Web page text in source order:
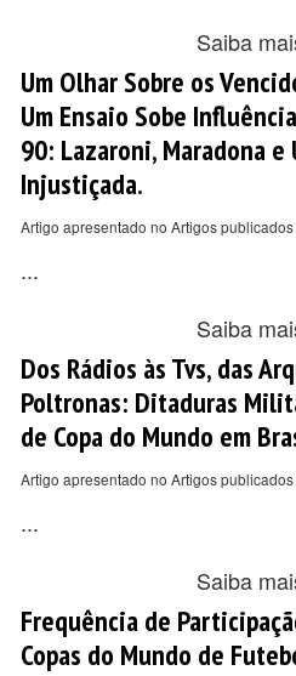
Saiba
Um Olhar Sobre os
Um Ensaio Sobe
90: Lazaroni, Maradona
Injustiçada.
Artigo apresentado no Artigos
...
Saiba
Dos Rádios às Tvs, das
Poltronas: Ditaduras
de Copa do Mundo em
Artigo apresentado no Artigos
...
Saiba
Frequência de
Copas do Mundo de